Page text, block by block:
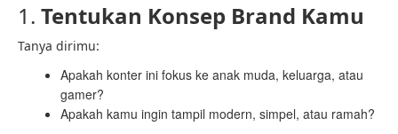
1. Tentukan Konsep Brand Kamu
Tanya dirimu:
Apakah konter ini fokus ke anak muda, keluarga, atau
gamer?
Apakah kamu ingin tampil modern, simpel, atau ramah?